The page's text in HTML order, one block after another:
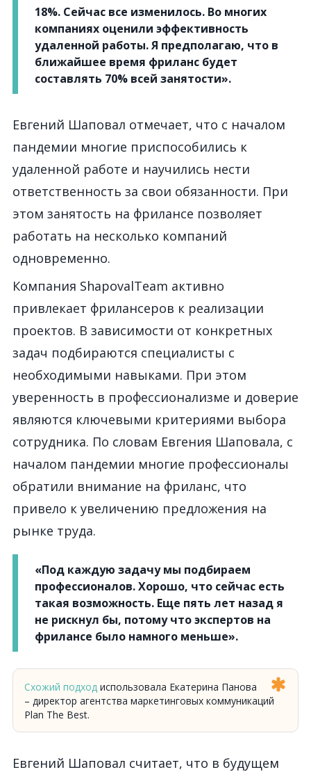
18%. Сейчас все изменилось. Во многих
компаниях оценили эффективность
удаленной работы. Я предполагаю, что в
ближайшее время фриланс будет
составлять 70% всей занятости».
Евгений Шаповал отмечает, что с началом
пандемии многие приспособились к
удаленной работе и научились нести
ответственность за свои обязанности. При
этом занятость на фрилансе позволяет
работать на несколько компаний
одновременно.
Компания ShapovalTeam активно
привлекает фрилансеров к реализации
проектов. В зависимости от конкретных
задач подбираются специалисты с
необходимыми навыками. При этом
уверенность в профессионализме и доверие
являются ключевыми критериями выбора
сотрудника. По словам Евгения Шаповала, с
началом пандемии многие профессионалы
обратили внимание на фриланс, что
привело к увеличению предложения на
рынке труда.
«Под каждую задачу мы подбираем
профессионалов. Хорошо, что сейчас есть
такая возможность. Еще пять лет назад я
не рискнул бы, потому что экспертов на
фрилансе было намного меньше».
Схожий подход использовала Екатерина Панова
– директор агентства маркетинговых коммуникаций
Plan The Best.
Евгений Шаповал считает, что в будущем